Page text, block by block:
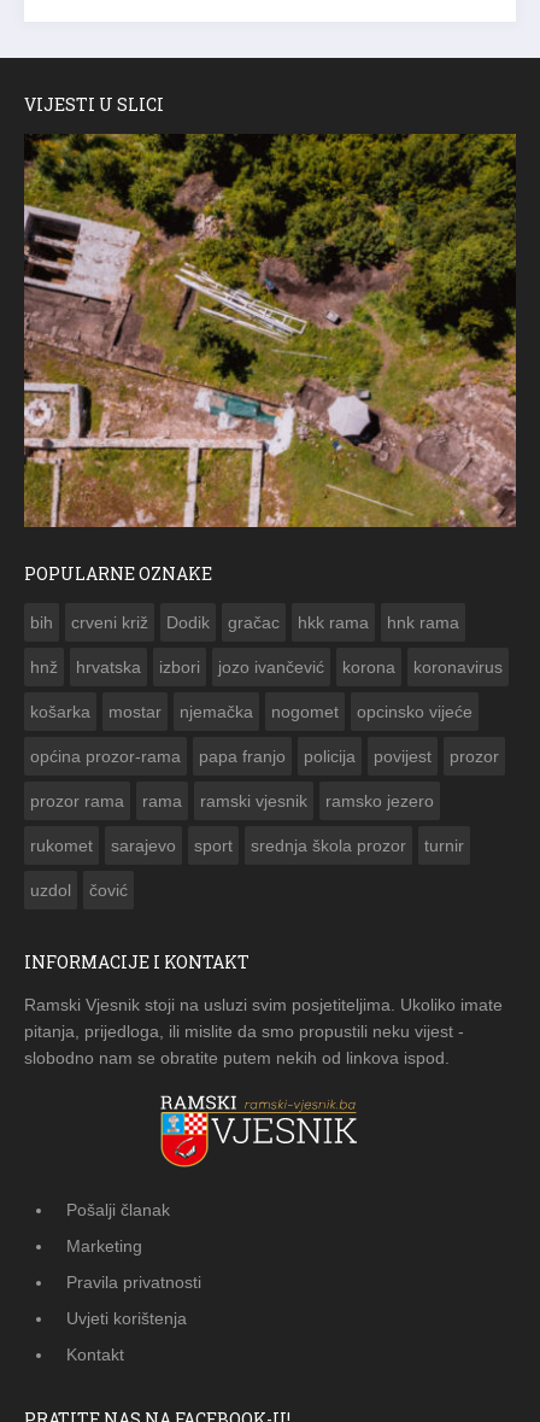
VIJESTI U SLICI
POPULARNE OZNAKE
bih crveni križ Dodik gračac hkk rama hnk rama
hnž hrvatska izbori jozo ivančević korona koronavirus
košarka mostar njemačka nogomet opcinsko vijeće
općina prozor-rama papa franjo policija povijest prozor
prozor rama rama ramski vjesnik ramsko jezero
rukomet sarajevo sport srednja škola prozor turnir
uzdol čović
INFORMACIJE I KONTAKT
Ramski Vjesnik stoji na usluzi svim posjetiteljima. Ukoliko imate
pitanja, prijedloga, ili mislite da smo propustili neku vijest -
slobodno nam se obratite putem nekih od linkova ispod.
Pošalji članak
Marketing
Pravila privatnosti
Uvjeti korištenja
Kontakt